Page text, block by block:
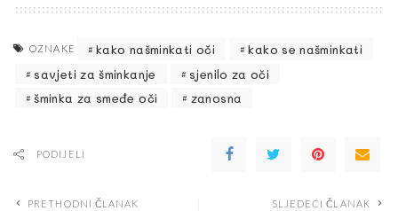
OZNAKE kako našminkati oči
kako se našminkati
savjeti za šminkanje
sjenilo za oči
šminka za smeđe oči
zanosna
PODIJELI
PRETHODNI ČLANAK SLJEDEĆI ČLANAK